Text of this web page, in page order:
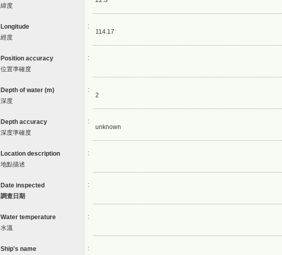
緯度
Longitude
經度
:
114.17
Position accuracy
位置準確度
:
Depth of water (m)
深度
:
2
Depth accuracy
深度準確度
:
unknown
Location description
地點描述
:
Date inspected
調查日期
:
Water temperature
水溫
:
Ship's name
: